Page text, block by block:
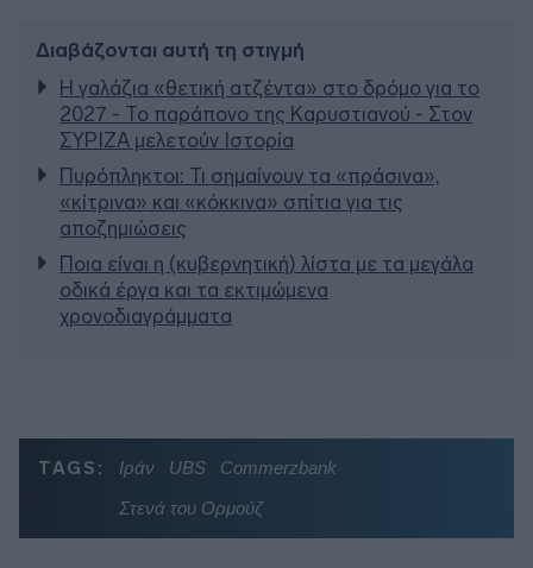
Διαβάζονται αυτή τη στιγμή
Η γαλάζια «θετική ατζέντα» στο δρόμο για το
2027 - Το παράπονο της Καρυστιανού - Στον
ΣΥΡΙΖΑ μελετούν Ιστορία
Πυρόπληκτοι: Τι σημαίνουν τα «πράσινα»,
«κίτρινα» και «κόκκινα» σπίτια για τις
αποζημιώσεις
Ποια είναι η (κυβερνητική) λίστα με τα μεγάλα
οδικά έργα και τα εκτιμώμενα
χρονοδιαγράμματα
TAGS: Ιράν UBS
Commerzbank
Στενά του Ορμούζ